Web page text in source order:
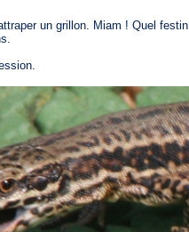
un grillon. Miam ! Quel